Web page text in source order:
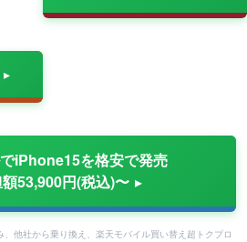
iPhone15を格安で発売
53,900円(税込)〜
他社から乗り換え、楽天モバイル買い替え超トクプロ